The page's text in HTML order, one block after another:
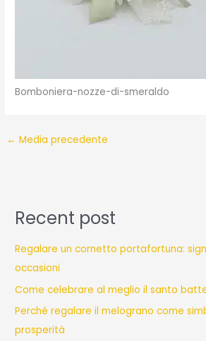
Bomboniera-nozze-di-smeraldo
← Media precedente
Recent post
Regalare un cornetto portafortuna:
occasioni
Come celebrare al meglio il santo
Perché regalare il melograno come
prosperità